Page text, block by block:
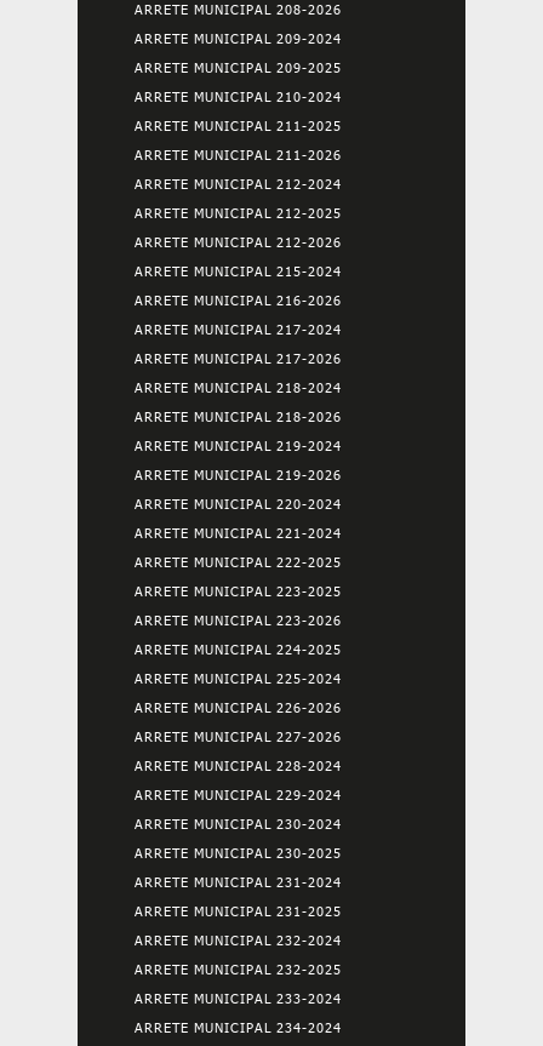
ARRETE MUNICIPAL 208-2026
ARRETE MUNICIPAL 209-2024
ARRETE MUNICIPAL 209-2025
ARRETE MUNICIPAL 210-2024
ARRETE MUNICIPAL 211-2025
ARRETE MUNICIPAL 211-2026
ARRETE MUNICIPAL 212-2024
ARRETE MUNICIPAL 212-2025
ARRETE MUNICIPAL 212-2026
ARRETE MUNICIPAL 215-2024
ARRETE MUNICIPAL 216-2026
ARRETE MUNICIPAL 217-2024
ARRETE MUNICIPAL 217-2026
ARRETE MUNICIPAL 218-2024
ARRETE MUNICIPAL 218-2026
ARRETE MUNICIPAL 219-2024
ARRETE MUNICIPAL 219-2026
ARRETE MUNICIPAL 220-2024
ARRETE MUNICIPAL 221-2024
ARRETE MUNICIPAL 222-2025
ARRETE MUNICIPAL 223-2025
ARRETE MUNICIPAL 223-2026
ARRETE MUNICIPAL 224-2025
ARRETE MUNICIPAL 225-2024
ARRETE MUNICIPAL 226-2026
ARRETE MUNICIPAL 227-2026
ARRETE MUNICIPAL 228-2024
ARRETE MUNICIPAL 229-2024
ARRETE MUNICIPAL 230-2024
ARRETE MUNICIPAL 230-2025
ARRETE MUNICIPAL 231-2024
ARRETE MUNICIPAL 231-2025
ARRETE MUNICIPAL 232-2024
ARRETE MUNICIPAL 232-2025
ARRETE MUNICIPAL 233-2024
ARRETE MUNICIPAL 234-2024